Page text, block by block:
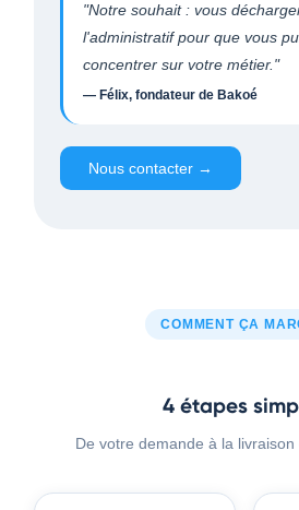
"Notre souhait : vous
l'administratif pour que vous
concentrer sur votre métier."
— Félix, fondateur de Bakoé
Nous contacter →
COMMENT ÇA
4 étapes
De votre demande à la livraison